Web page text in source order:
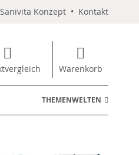
Sanivita Konzept • Kontakt
Warenkorb
THEMENWELTEN